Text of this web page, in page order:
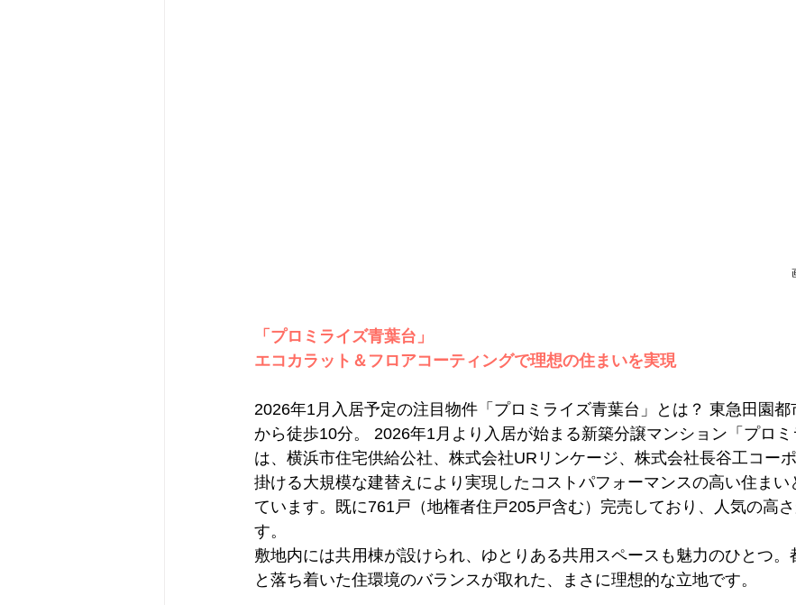
「プロミライズ青葉台」
エコカラット＆フロアコーティングで理想の住まいを実現
2026年1月入居予定の注目物件「プロミライズ青葉台」とは？ 東急田園都
から徒歩10分。 2026年1月より入居が始まる新築分譲マンション「プロミ
は、横浜市住宅供給公社、株式会社URリンケージ、株式会社長谷工コー
掛ける大規模な建替えにより実現したコストパフォーマンスの高い住まい
ています。既に761戸（地権者住戸205戸含む）完売しており、人気の高
す。
敷地内には共用棟が設けられ、ゆとりある共用スペースも魅力のひとつ。
と落ち着いた住環境のバランスが取れた、まさに理想的な立地です。